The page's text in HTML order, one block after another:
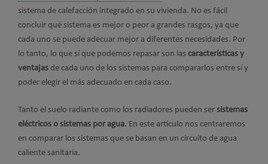
sistema de calefacción integrado en su vivienda. No es fácil
concluir qué sistema es mejor o peor a grandes rasgos, ya que
cada uno se puede adecuar mejor a diferentes necesidades. Por
lo tanto, lo que sí que podemos repasar son las características y
ventajas de cada uno de los sistemas para compararlos entre sí y
poder elegir el más adecuado en cada caso.
Tanto el suelo radiante como los radiadores pueden ser sistemas
eléctricos o sistemas por agua. En este artículo nos centraremos
en comparar los sistemas que se basan en un circuito de agua
caliente sanitaria.